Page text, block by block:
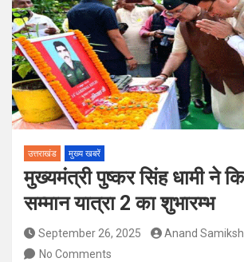
पदों पर होगा चयन
विश्व संस्कृत दिवस से पूर्व, उत्तराखण्ड ने
को दिया नया आयाम
उत्तराखंड मुख्य खबरें
मुख्यमंत्री पुष्कर सिंह धामी ने
सम्मान यात्रा 2 का शुभारम्भ
September 26, 2025
Anand
No Comments